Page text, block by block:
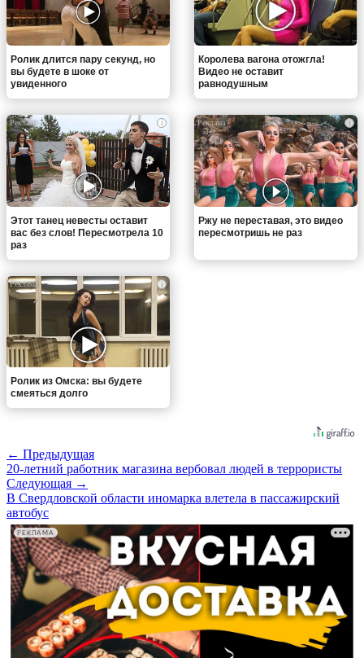
Ролик длится пару секунд, но
вы будете в шоке от
увиденного
Королева вагона отожгла!
Видео не оставит
равнодушным
i
Этот танец невесты оставит
вас без слов! Пересмотрела 10
раз
i
Ржу не переставая, это видео
пересмотришь не раз
i
Ролик из Омска: вы будете
смеяться долго
← Предыдущая
20-летний работник магазина вербовал людей в террористы
Следующая →
В Свердловской области иномарка влетела в пассажирский
автобус
РЕКЛАМА